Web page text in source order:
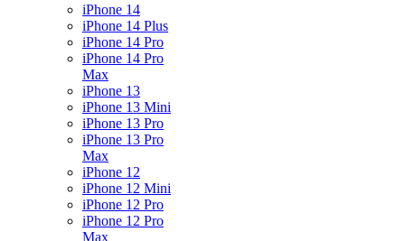
iPhone 14
iPhone 14 Plus
iPhone 14 Pro
iPhone 14 Pro
Max
iPhone 13
iPhone 13 Mini
iPhone 13 Pro
iPhone 13 Pro
Max
iPhone 12
iPhone 12 Mini
iPhone 12 Pro
iPhone 12 Pro
Max